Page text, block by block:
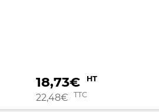
18,73€ HT
22,48€ TTC